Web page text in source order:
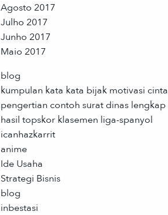
Agosto 2017
Julho 2017
Junho 2017
Maio 2017
blog
kumpulan kata kata bijak motivasi cinta
pengertian contoh surat dinas lengkap
hasil topskor klasemen liga-spanyol
icanhazkarrit
anime
Ide Usaha
Strategi Bisnis
blog
inbestasi